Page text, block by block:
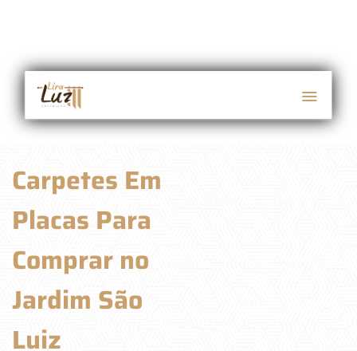
Carpetes Em
Placas Para
Comprar no
Jardim São
Luiz